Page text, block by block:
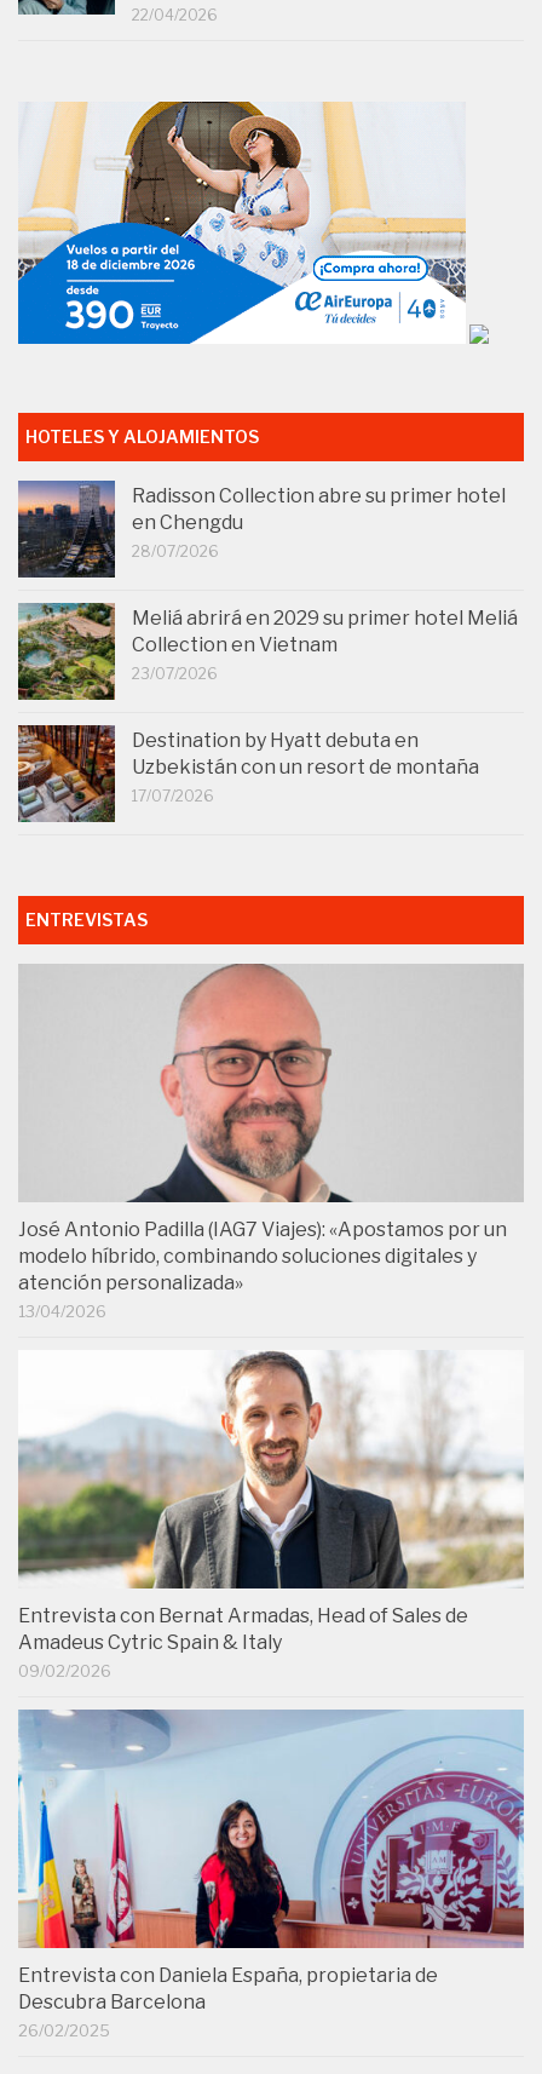
22/04/2026
HOTELES Y ALOJAMIENTOS
Radisson Collection abre su primer hotel
en Chengdu
28/07/2026
Meliá abrirá en 2029 su primer hotel Meliá
Collection en Vietnam
23/07/2026
Destination by Hyatt debuta en
Uzbekistán con un resort de montaña
17/07/2026
ENTREVISTAS
José Antonio Padilla (IAG7 Viajes): «Apostamos por un
modelo híbrido, combinando soluciones digitales y
atención personalizada»
13/04/2026
Entrevista con Bernat Armadas, Head of Sales de
Amadeus Cytric Spain & Italy
09/02/2026
Entrevista con Daniela España, propietaria de
Descubra Barcelona
26/02/2025